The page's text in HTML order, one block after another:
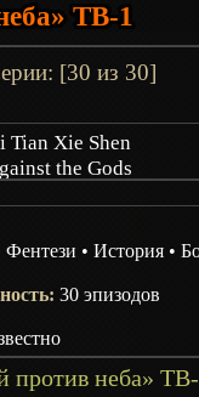
ТВ-1
[30 из 30]
Tian Xie Shen
the Gods
Фентези •История •
30 эпизодов